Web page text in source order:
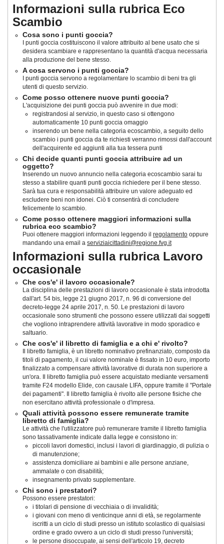
Informazioni sulla rubrica Eco
Scambio
Cosa sono i punti goccia?
I punti goccia costituiscono il valore attribuito al bene usato che si
desidera scambiare e rappresentano la quantità d'acqua necessaria
alla produzione del bene stesso.
A cosa servono i punti goccia?
I punti goccia servono a regolamentare lo scambio di beni tra gli
utenti di questo servizio.
Come posso ottenere nuove punti goccia?
L'acquisizione dei punti goccia può avvenire in due modi:
registrandosi al servizio, in questo caso si ottengono
automaticamente 10 punti goccia omaggio
inserendo un bene nella categoria ecoscambio, a seguito dello
scambio i punti goccia da te richiesti verranno rimossi dall'account
dell'acquirente ed aggiunti alla tua tessera punti
Chi decide quanti punti goccia attribuire ad un
oggetto?
Inserendo un nuovo annuncio nella categoria ecoscambio sarai tu
stesso a stabilire quanti punti goccia richiedere per il bene stesso.
Sarà tua cura e responsabilità attribuire un valore adeguato ed
escludere beni non idonei. Ciò ti consentirà di concludere
felicemente lo scambio.
Come posso ottenere maggiori informazioni sulla
rubrica eco scambio?
Puoi ottenere maggiori informazioni leggendo il regolamento oppure
mandando una email a serviziaicittadini@regione.fvg.it
Informazioni sulla rubrica Lavoro
occasionale
Che cos'e' il lavoro occasionale?
La disciplina delle prestazioni di lavoro occasionale è stata introdotta
dall'art. 54 bis, legge 21 giugno 2017, n. 96 di conversione del
decreto-legge 24 aprile 2017, n. 50. Le prestazioni di lavoro
occasionale sono strumenti che possono essere utilizzati dai soggetti
che vogliono intraprendere attività lavorative in modo sporadico e
saltuario.
Che cos'e' il libretto di famiglia e a chi e' rivolto?
Il libretto famiglia, è un libretto nominativo prefinanziato, composto da
titoli di pagamento, il cui valore nominale è fissato in 10 euro, importo
finalizzato a compensare attività lavorative di durata non superiore a
un'ora. Il libretto famiglia può essere acquistato mediante versamenti
tramite F24 modello Elide, con causale LIFA, oppure tramite il "Portale
dei pagamenti". Il libretto famiglia è rivolto alle persone fisiche che
non esercitano attività professionale o d'impresa.
Quali attività possono essere remunerate tramite
libretto di famiglia?
Le attività che l'utilizzatore può remunerare tramite il libretto famiglia
sono tassativamente indicate dalla legge e consistono in:
piccoli lavori domestici, inclusi i lavori di giardinaggio, di pulizia o
di manutenzione;
assistenza domiciliare ai bambini e alle persone anziane,
ammalate o con disabilità;
insegnamento privato supplementare.
Chi sono i prestatori?
Possono essere prestatori:
i titolari di pensione di vecchiaia o di invalidità;
i giovani con meno di venticinque anni di età, se regolarmente
iscritti a un ciclo di studi presso un istituto scolastico di qualsiasi
ordine e grado ovvero a un ciclo di studi presso l'università;
le persone disoccupate, ai sensi dell'articolo 19, decreto